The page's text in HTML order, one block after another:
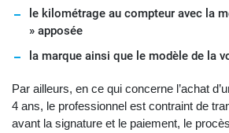
le kilométrage au compteur avec la
» apposée
la marque ainsi que le modèle de la
Par ailleurs, en ce qui concerne l’achat
4 ans, le professionnel est contraint de
avant la signature et le paiement, le